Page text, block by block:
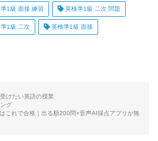
1級 面接 練習 英検準1級 二次 問題
1級 二次 英検準1級 面接
けたい英語の授業
グ
これで合格｜出る順200問×音声AI採点アプリが無